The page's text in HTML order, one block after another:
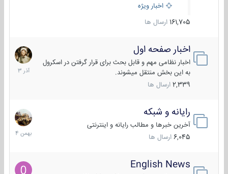
اخبار ویژه
161,705 ارسال ها
اخبار صفحه اول
اخبار نظامی مهم و قابل بحث برای قرار گرفتن در اسکرول
به این بخش منتقل میشوند.
2,339 ارسال ها
7
آذر
1403
رایانه و شبکه
آخرین خبرها و مطالب رایانه و اینترنتی
6,045 ارسال ها
30
بهمن
1404
English News
10